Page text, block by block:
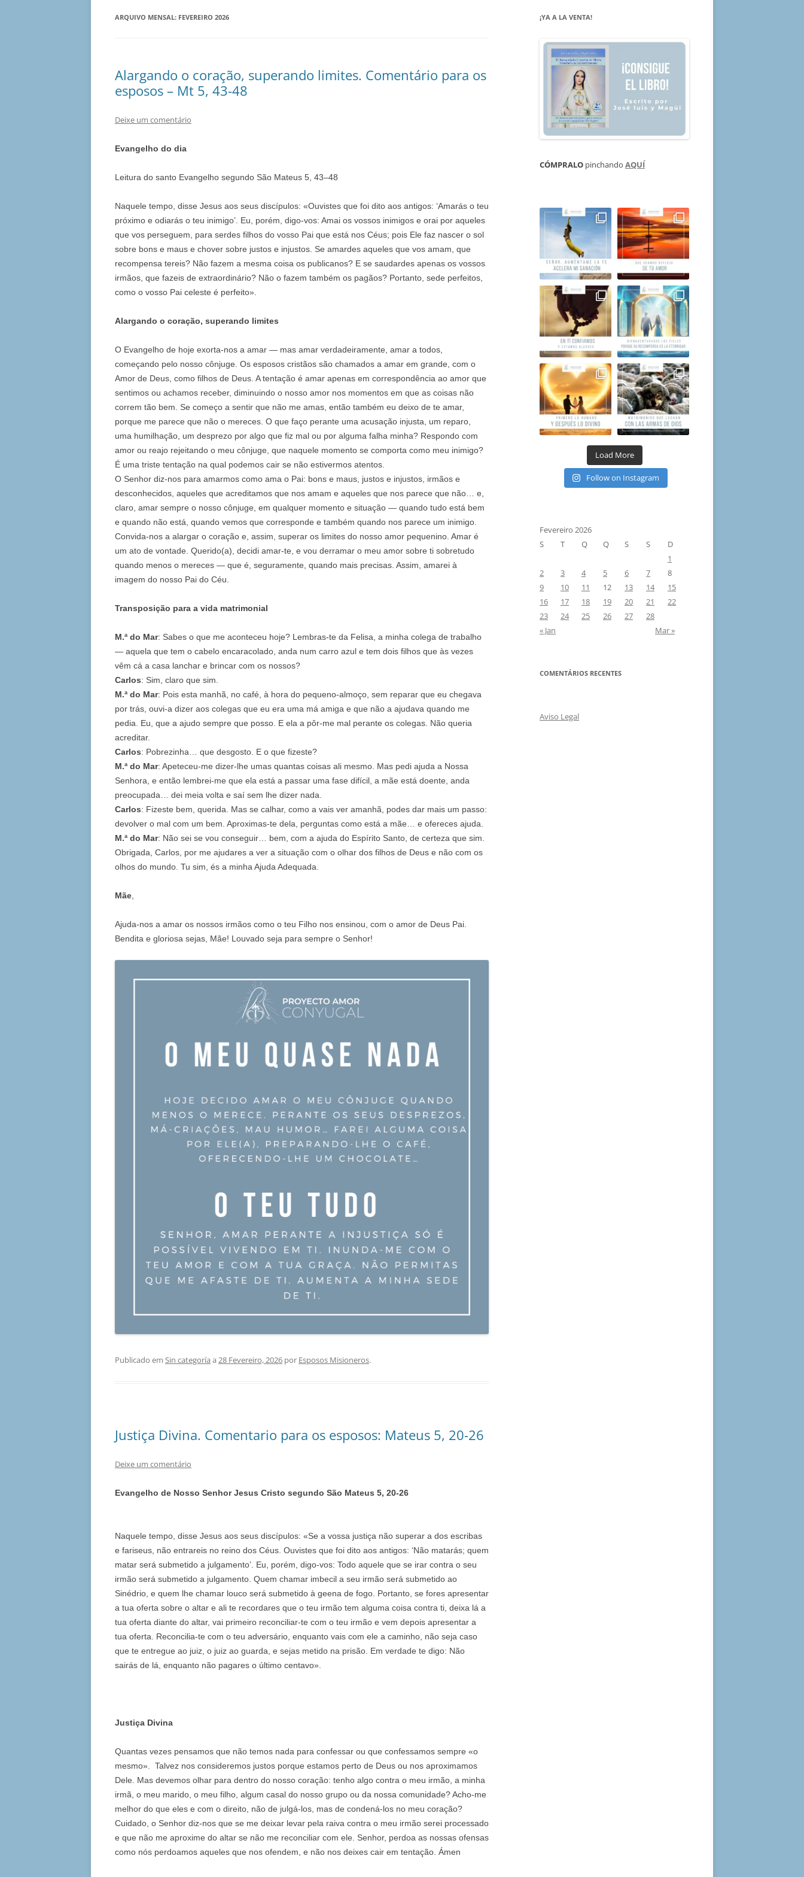
ARQUIVO MENSAL: FEVEREIRO 2026
Alargando o coração, superando limites. Comentário para os
esposos – Mt 5, 43-48
Deixe um comentário
Evangelho do dia
Leitura do santo Evangelho segundo São Mateus 5, 43–48
Naquele tempo, disse Jesus aos seus discípulos: «Ouvistes que foi dito aos antigos: ‘Amarás o teu
próximo e odiarás o teu inimigo’. Eu, porém, digo-vos: Amai os vossos inimigos e orai por aqueles
que vos perseguem, para serdes filhos do vosso Pai que está nos Céus; pois Ele faz nascer o sol
sobre bons e maus e chover sobre justos e injustos. Se amardes aqueles que vos amam, que
recompensa tereis? Não fazem a mesma coisa os publicanos? E se saudardes apenas os vossos
irmãos, que fazeis de extraordinário? Não o fazem também os pagãos? Portanto, sede perfeitos,
como o vosso Pai celeste é perfeito».
Alargando o coração, superando limites
O Evangelho de hoje exorta-nos a amar — mas amar verdadeiramente, amar a todos,
começando pelo nosso cônjuge. Os esposos cristãos são chamados a amar em grande, com o
Amor de Deus, como filhos de Deus. A tentação é amar apenas em correspondência ao amor que
sentimos ou achamos receber, diminuindo o nosso amor nos momentos em que as coisas não
correm tão bem. Se começo a sentir que não me amas, então também eu deixo de te amar,
porque me parece que não o mereces. O que faço perante uma acusação injusta, um reparo,
uma humilhação, um desprezo por algo que fiz mal ou por alguma falha minha? Respondo com
amor ou reajo rejeitando o meu cônjuge, que naquele momento se comporta como meu inimigo?
É uma triste tentação na qual podemos cair se não estivermos atentos.
O Senhor diz-nos para amarmos como ama o Pai: bons e maus, justos e injustos, irmãos e
desconhecidos, aqueles que acreditamos que nos amam e aqueles que nos parece que não… e,
claro, amar sempre o nosso cônjuge, em qualquer momento e situação — quando tudo está bem
e quando não está, quando vemos que corresponde e também quando nos parece um inimigo.
Convida-nos a alargar o coração e, assim, superar os limites do nosso amor pequenino. Amar é
um ato de vontade. Querido(a), decidi amar-te, e vou derramar o meu amor sobre ti sobretudo
quando menos o mereces — que é, seguramente, quando mais precisas. Assim, amarei à
imagem do nosso Pai do Céu.
Transposição para a vida matrimonial
M.ª do Mar: Sabes o que me aconteceu hoje? Lembras-te da Felisa, a minha colega de trabalho
— aquela que tem o cabelo encaracolado, anda num carro azul e tem dois filhos que às vezes
vêm cá a casa lanchar e brincar com os nossos?
Carlos: Sim, claro que sim.
M.ª do Mar: Pois esta manhã, no café, à hora do pequeno-almoço, sem reparar que eu chegava
por trás, ouvi-a dizer aos colegas que eu era uma má amiga e que não a ajudava quando me
pedia. Eu, que a ajudo sempre que posso. E ela a pôr-me mal perante os colegas. Não queria
acreditar.
Carlos: Pobrezinha… que desgosto. E o que fizeste?
M.ª do Mar: Apeteceu-me dizer-lhe umas quantas coisas ali mesmo. Mas pedi ajuda a Nossa
Senhora, e então lembrei-me que ela está a passar uma fase difícil, a mãe está doente, anda
preocupada… dei meia volta e saí sem lhe dizer nada.
Carlos: Fizeste bem, querida. Mas se calhar, como a vais ver amanhã, podes dar mais um passo:
devolver o mal com um bem. Aproximas-te dela, perguntas como está a mãe… e ofereces ajuda.
M.ª do Mar: Não sei se vou conseguir… bem, com a ajuda do Espírito Santo, de certeza que sim.
Obrigada, Carlos, por me ajudares a ver a situação com o olhar dos filhos de Deus e não com os
olhos do mundo. Tu sim, és a minha Ajuda Adequada.
Mãe,
Ajuda-nos a amar os nossos irmãos como o teu Filho nos ensinou, com o amor de Deus Pai.
Bendita e gloriosa sejas, Mãe! Louvado seja para sempre o Senhor!
Publicado em Sin categoría a 28 Fevereiro, 2026 por Esposos Misioneros.
Justiça Divina. Comentario para os esposos: Mateus 5, 20-26
Deixe um comentário
Evangelho de Nosso Senhor Jesus Cristo segundo São Mateus 5, 20-26
Naquele tempo, disse Jesus aos seus discípulos: «Se a vossa justiça não superar a dos escribas
e fariseus, não entrareis no reino dos Céus. Ouvistes que foi dito aos antigos: ‘Não matarás; quem
matar será submetido a julgamento’. Eu, porém, digo-vos: Todo aquele que se irar contra o seu
irmão será submetido a julgamento. Quem chamar imbecil a seu irmão será submetido ao
Sinédrio, e quem lhe chamar louco será submetido à geena de fogo. Portanto, se fores apresentar
a tua oferta sobre o altar e ali te recordares que o teu irmão tem alguma coisa contra ti, deixa lá a
tua oferta diante do altar, vai primeiro reconciliar-te com o teu irmão e vem depois apresentar a
tua oferta. Reconcilia-te com o teu adversário, enquanto vais com ele a caminho, não seja caso
que te entregue ao juiz, o juiz ao guarda, e sejas metido na prisão. Em verdade te digo: Não
sairás de lá, enquanto não pagares o último centavo».
Justiça Divina
Quantas vezes pensamos que não temos nada para confessar ou que confessamos sempre «o
mesmo». Talvez nos consideremos justos porque estamos perto de Deus ou nos aproximamos
Dele. Mas devemos olhar para dentro do nosso coração: tenho algo contra o meu irmão, a minha
irmã, o meu marido, o meu filho, algum casal do nosso grupo ou da nossa comunidade? Acho-me
melhor do que eles e com o direito, não de julgá-los, mas de condená-los no meu coração?
Cuidado, o Senhor diz-nos que se me deixar levar pela raiva contra o meu irmão serei processado
e que não me aproxime do altar se não me reconciliar com ele. Senhor, perdoa as nossas ofensas
como nós perdoamos aqueles que nos ofendem, e não nos deixes cair em tentação. Ámen
¡YA A LA VENTA!
CÓMPRALO pinchando AQUÍ
Load More
Follow on Instagram
Fevereiro 2026
S
T Q Q S S
D
1
2
3 4 5 6 7
8
9
10 11 12 13 14
15
16
17 18 19 20 21
22
23
24 25 26 27
28
« Jan
Mar »
COMENTÁRIOS RECENTES
Aviso Legal